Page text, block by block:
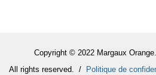
Copyright © 2022 Margaux Orange.
All rights reserved. / Politique de